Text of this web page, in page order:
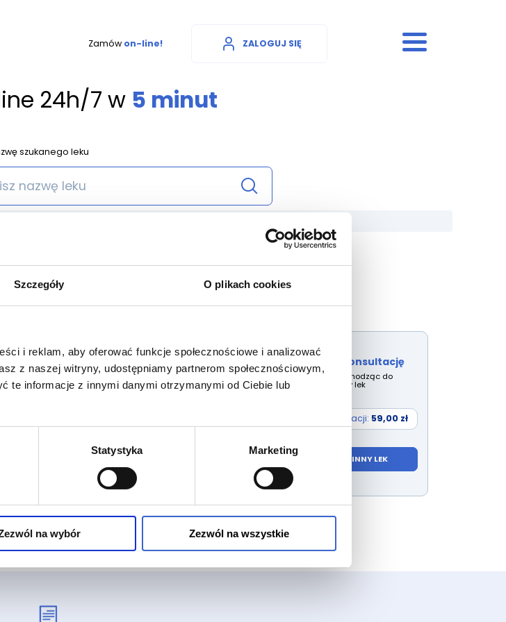
Szczegóły O plikach cookies
i reklam, aby oferować funkcje społecznościowe i analizować
z naszej witryny, udostępniamy partnerom społecznościowym,
te informacje z innymi danymi otrzymanymi od Ciebie lub
Statystyka Marketing
na wybór Zezwól na wszystkie
Zamów on-line! ZALOGUJ SIĘ
24h/7 w 5 minut
szukanego leku
dopoch. () - 10 szt.
Rozpocznij konsultację
Wybierz lek przechodząc do
wyszukiwarki inny lek
Cena konsultacji: 59,00 zł
WYBIERZ INNY LEK